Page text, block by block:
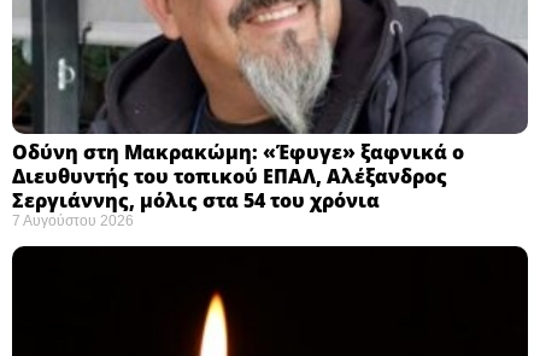
Οδύνη στη Μακρακώμη: «Έφυγε» ξαφνικά ο
Διευθυντής του τοπικού ΕΠΑΛ, Αλέξανδρος
Σεργιάννης, μόλις στα 54 του χρόνια
7 Αυγούστου 2026